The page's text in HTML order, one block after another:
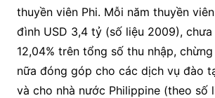
thuyền viên Phi. Mỗi năm thuyền
đình USD 3,4 tỷ (số liệu 2009),
12,04% trên tổng số thu nhập,
nữa đóng góp cho các dịch vụ đào
và cho nhà nước Philippine (theo số